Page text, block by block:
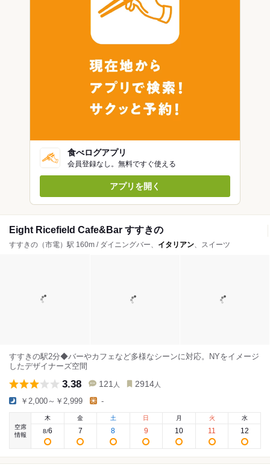
食べログアプリ
会員登録なし。無料ですぐ使える
アプリを開く
Eight Ricefield Cafe&Bar すすきの
すすきの（市電）駅 160m / ダイニングバー、 イタリアン、スイーツ
すすきの駅2分◆バーやカフェなど多様なシーンに対応。NYをイメージ
したデザイナーズ空間
3.38 121 人 2914 人
￥2,000～￥2,999 -
空席
情報
木
8/6
金
7
土
8
日
9
月
10
火
11
水
12